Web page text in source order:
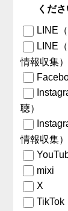
くだ
LINE
LINE
情報収集）
聴）
情報収集）
mixi
X
TikTok